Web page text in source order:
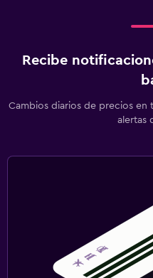
Recibe
Cambios diarios de precios en
alertas